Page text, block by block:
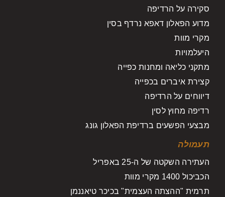
סקירה על הרדיפה
מדוע הפאלון דאפא נרדף בסין
מקרי מוות
היעלמויות
מתקני כליאה ומחנות כפייה
קצירת איברים בכפייה
דיווחים על הרדיפה
רדיפה מחוץ לסין
מבצעי הפשעים ברדיפת הפאלון גונג
תעמולה
העתירה השקטה של ה-25 באפריל
הכביכול 1400 מקרי מוות
תרמית "ההצתה העצמית" בכיכר טיאננמן